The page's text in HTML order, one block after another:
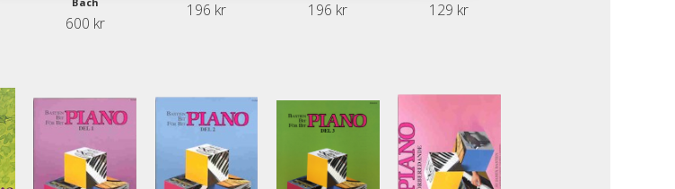
600 kr
196 kr 196 kr 129 kr